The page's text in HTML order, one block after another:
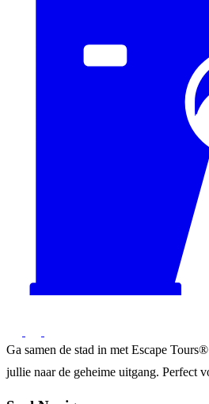
Ga samen de stad in met Escape
jullie naar de geheime uitgang. Perfect